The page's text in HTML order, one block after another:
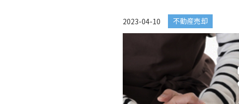
2023-04-10 不動産売却